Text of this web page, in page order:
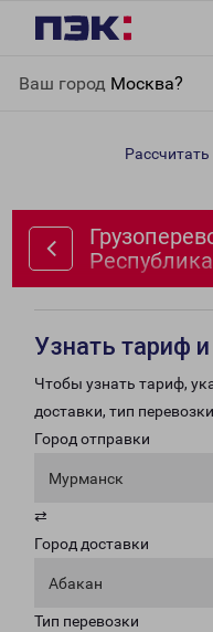
Ваш город Москва?
Республика Хакасия
Узнать тариф
Чтобы узнать тариф,
доставки, тип перевозки
Город отправки
Мурманск
⇄
Город доставки
Абакан
Тип перевозки